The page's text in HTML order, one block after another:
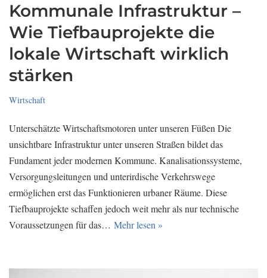
Kommunale Infrastruktur –
Wie Tiefbauprojekte die
lokale Wirtschaft wirklich
stärken
Wirtschaft
Unterschätzte Wirtschaftsmotoren unter unseren Füßen Die
unsichtbare Infrastruktur unter unseren Straßen bildet das
Fundament jeder modernen Kommune. Kanalisationssysteme,
Versorgungsleitungen und unterirdische Verkehrswege
ermöglichen erst das Funktionieren urbaner Räume. Diese
Tiefbauprojekte schaffen jedoch weit mehr als nur technische
Voraussetzungen für das… Mehr lesen »